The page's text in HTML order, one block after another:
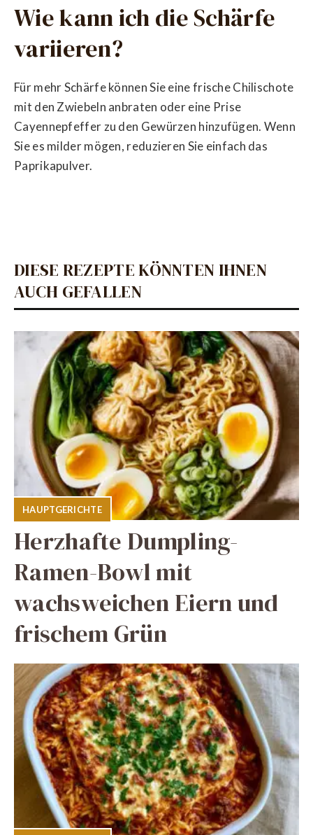
Wie kann ich die Schärfe
variieren?
Für mehr Schärfe können Sie eine frische Chilischote
mit den Zwiebeln anbraten oder eine Prise
Cayennepfeffer zu den Gewürzen hinzufügen. Wenn
Sie es milder mögen, reduzieren Sie einfach das
Paprikapulver.
DIESE REZEPTE KÖNNTEN IHNEN
AUCH GEFALLEN
HAUPTGERICHTE
Herzhafte Dumpling-
Ramen-Bowl mit
wachsweichen Eiern und
frischem Grün